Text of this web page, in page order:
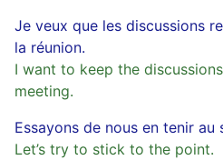
Je veux que les discussions
la réunion.
I want to keep the
meeting.
Essayons de nous en tenir au
Let’s try to stick to the point.